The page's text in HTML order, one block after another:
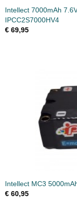
Intellect 7000mAh
IPCC2S7000HV4
€ 69,95
Intellect MC3
€ 60,95